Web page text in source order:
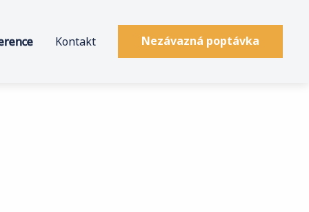
Kontakt Nezávazná poptávka